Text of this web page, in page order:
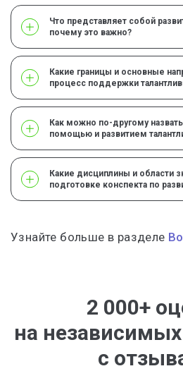
Что представляет собой
почему это важно?
Какие границы и основные
процесс поддержки
Как можно по-другому
помощью и развитием
Какие дисциплины и области
подготовке конспекта по
Узнайте больше в разделе
2 000+
на
с